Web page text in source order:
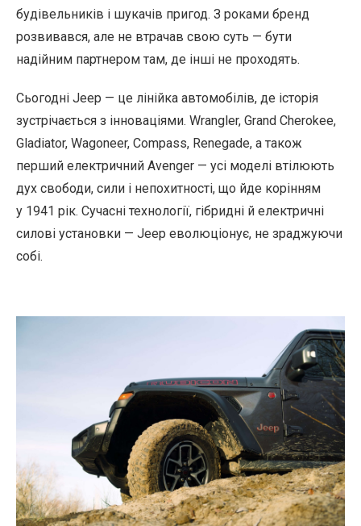
будівельників і шукачів пригод. З роками бренд
розвивався, але не втрачав свою суть — бути
надійним партнером там, де інші не проходять.
Сьогодні Jeep — це лінійка автомобілів, де історія
зустрічається з інноваціями. Wrangler, Grand Cherokee,
Gladiator, Wagoneer, Compass, Renegade, а також
перший електричний Avenger — усі моделі втілюють
дух свободи, сили і непохитності, що йде корінням
у 1941 рік. Сучасні технології, гібридні й електричні
силові установки — Jeep еволюціонує, не зраджуючи
собі.